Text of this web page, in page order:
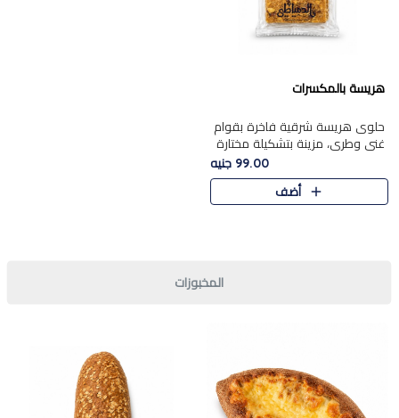
هريسة بالمكسرات
حلوى هريسة شرقية فاخرة بقوام
غني وطري، مزينة بتشكيلة مختارة
من المكسرات الفاخرة التي تضيف
قرمشة مميزة ونكهة غنية في كل
قطعة. تجمع بين المذاق..
99.00 جنيه
أضف
المخبوزات